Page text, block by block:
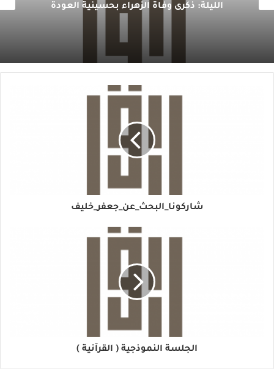
الليلة: ذكرى وفاة الزهراء بحسينية العودة
شاركونا_البحث_عن_جعفر_خليف
الجلسة النموذجية ( القرآنية )